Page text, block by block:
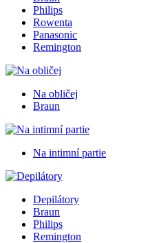
Philips
Rowenta
Panasonic
Remington
Na obličej
Braun
Na intimní partie
Depilátory
Braun
Philips
Remington